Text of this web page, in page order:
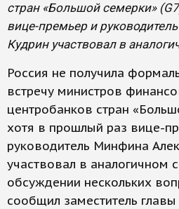
стран «Большой семерки»
вице-премьер и
Кудрин участвовал в
Россия не получила
встречу министров
центробанков стран
хотя в прошлый раз вице-
руководитель Минфина
участвовал в аналогичном
обсуждении нескольких
сообщил заместитель